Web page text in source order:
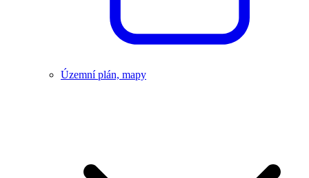
Územní plán, mapy